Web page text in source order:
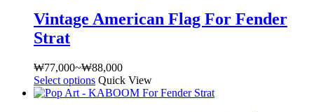
₩77,000~₩88,000
품
이
이
상
Vintage American Flag For Fender
Strat
₩77,000~₩88,000가
격
범
Select options 여
러
Quick View